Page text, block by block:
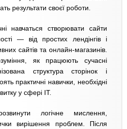
результати своєї роботи.
навчаться створювати сайти
— від простих лендінгів і
сайтів та онлайн-магазинів.
як працюють сучасні
структура сторінок і
практичні навички, необхідні
у сфері IT.
логічне мислення,
вирішення проблем. Після